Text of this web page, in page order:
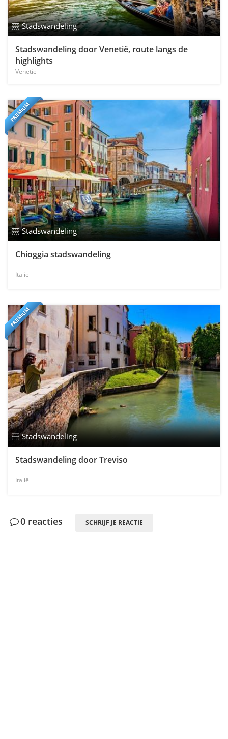
Stadswandeling
Stadswandeling door Venetië, route langs de
highlights
Venetië
PREMIUM
Stadswandeling
Chioggia stadswandeling
Italië
PREMIUM
Stadswandeling
Stadswandeling door Treviso
Italië
0 reacties SCHRIJF JE REACTIE